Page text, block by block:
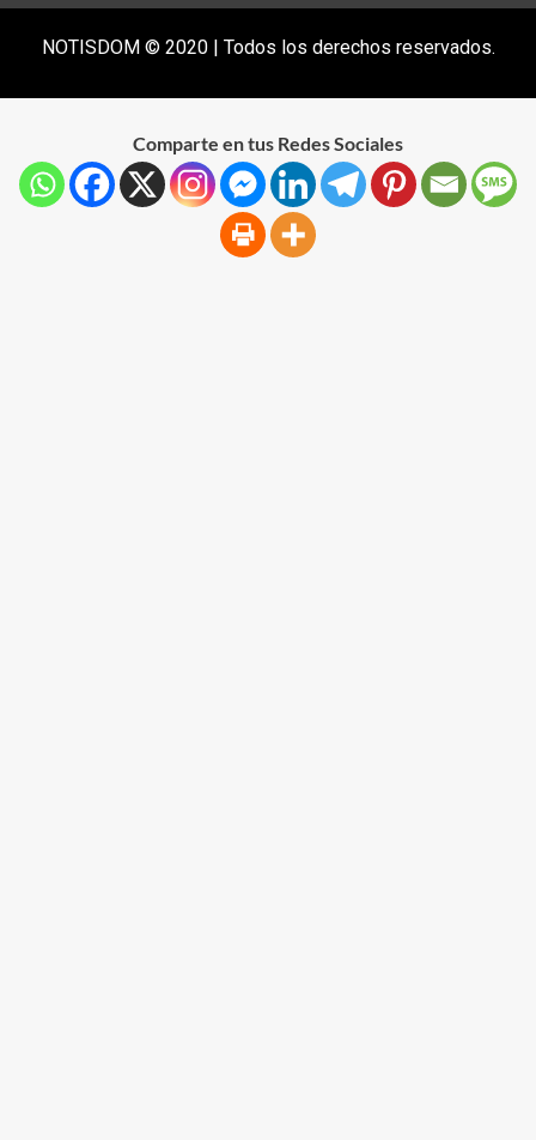
NOTISDOM © 2020 | Todos los derechos reservados.
Comparte en tus Redes Sociales